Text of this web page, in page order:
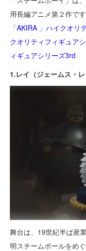
用長編アニメ第２作です
「AKIRA 」ハイクオ
クオリティフィギュア
ィギュアシリーズ3rd
1.レイ（ジェームス・レ
舞台は、19世紀半ば産
明スチームボールをめ